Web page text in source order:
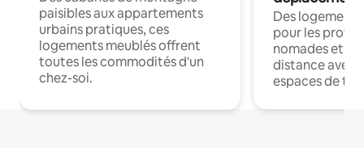
paisibles aux appartements
urbains pratiques, ces
logements meublés offrent
toutes les commodités d'un
chez-soi.
Des
pour les
nomades et
distance avec
espaces de